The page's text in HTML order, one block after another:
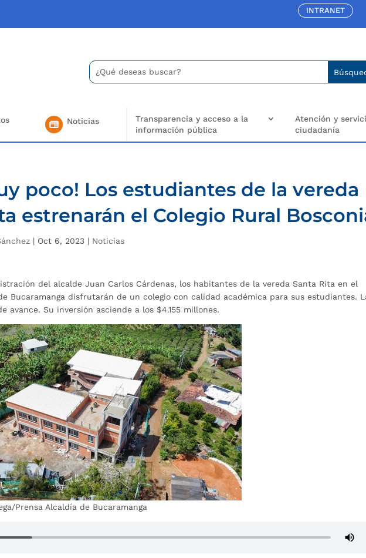
INTRANET
Buscar:
Search
for...
Noticias
Transparencia y acceso a la
información pública
Atención y
ciudadanía
poco! Los estudiantes de la vereda
estrenarán el Colegio Rural
| Oct 6, 2023 | Noticias
del alcalde Juan Carlos Cárdenas, los habitantes de la vereda Santa Rita en el
Bucaramanga disfrutarán de un colegio con calidad académica para sus estudiantes.
avance. Su inversión asciende a los $4.155 millones.
Prensa Alcaldía de Bucaramanga